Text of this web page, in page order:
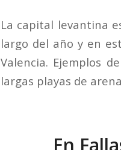
La capital levantina
largo del año y en
Valencia. Ejemplos
largas playas de
En